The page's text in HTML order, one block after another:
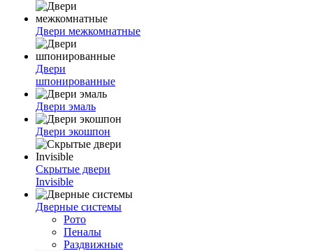
Двери межкомнатные
Двери
шпонированные
Двери эмаль
Двери экошпон
Скрытые двери
Invisible
Дверные системы
Рото
Пеналы
Раздвижные